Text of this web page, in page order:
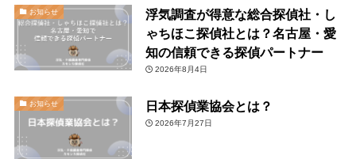
お知らせ
浮気調査が得意な総合探偵社・し
ゃちほこ探偵社とは？名古屋・愛
知の信頼できる探偵パートナー
2026年8月4日
お知らせ 日本探偵業協会とは？
2026年7月27日